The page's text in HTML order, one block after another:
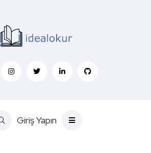
Giriş Yapın